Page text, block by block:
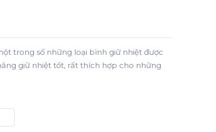
trong số những loại bình giữ nhiệt được
giữ nhiệt tốt, rất thích hợp cho những